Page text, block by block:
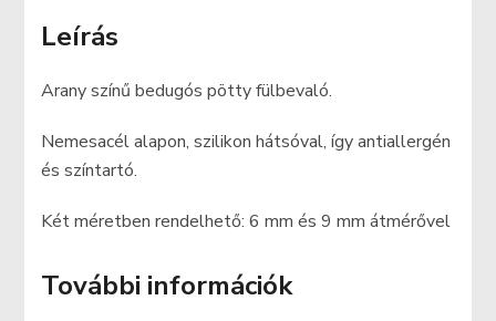
Leírás
Arany színű bedugós pötty fülbevaló.
Nemesacél alapon, szilikon hátsóval, így antiallergén
és színtartó.
Két méretben rendelhető: 6 mm és 9 mm átmérővel
További információk